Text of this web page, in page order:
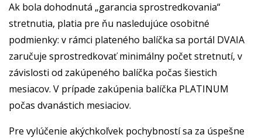
Ak bola dohodnutá „garancia sprostredkovania“
stretnutia, platia pre ňu nasledujúce osobitné
podmienky: v rámci plateného balíčka sa portál DVAIA
zaručuje sprostredkovať minimálny počet stretnutí, v
závislosti od zakúpeného balíčka počas šiestich
mesiacov. V prípade zakúpenia balíčka PLATINUM
počas dvanástich mesiaciov.
Pre vylúčenie akýchkoľvek pochybností sa za úspešne